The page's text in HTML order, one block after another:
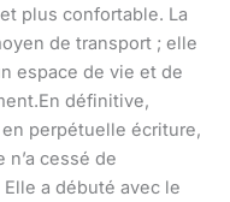
plus confortable. La
de transport ; elle
espace de vie et de
définitive,
perpétuelle écriture,
n’a cessé de
a débuté avec le